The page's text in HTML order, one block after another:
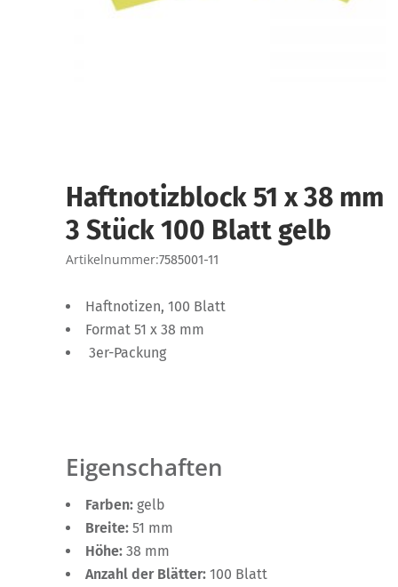
Haftnotizblock 51 x 38 mm
3 Stück 100 Blatt gelb
Artikelnummer:7585001-11
Haftnotizen, 100 Blatt
Format 51 x 38 mm
3er-Packung
Eigenschaften
Farben: gelb
Breite: 51 mm
Höhe: 38 mm
Anzahl der Blätter: 100 Blatt